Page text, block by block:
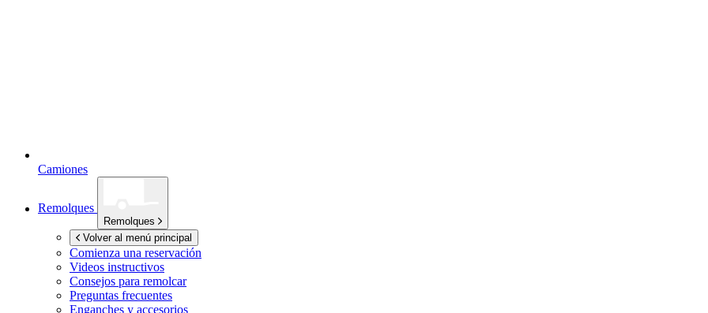
Camiones
Remolques
Remolques
Volver al menú principal
Comienza una reservación
Videos instructivos
Consejos para remolcar
Preguntas frecuentes
Enganches y accesorios